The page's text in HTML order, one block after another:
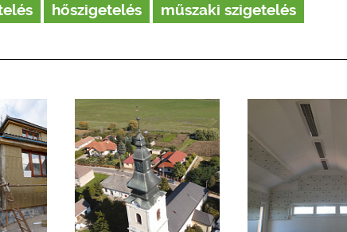
hőszigetelés műszaki szigetelés